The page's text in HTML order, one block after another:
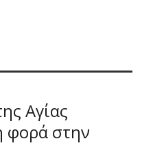
Αγίας
φορά στην